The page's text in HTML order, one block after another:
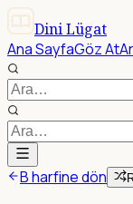
Dini Lügat
Ana SayfaGöz At
B harfine dön